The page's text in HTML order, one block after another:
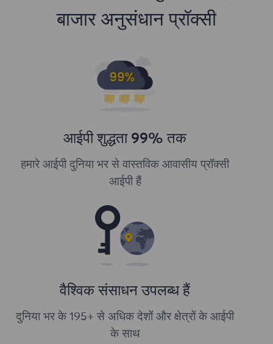
बाजार अनुसंधान प्रॉक्सी
आईपी ​​शुद्धता 99% तक
हमारे आईपी दुनिया भर से वास्तविक आवासीय प्रॉक्सी
आईपी हैं
वैश्विक संसाधन उपलब्ध हैं
दुनिया भर के 195+ से अधिक देशों और क्षेत्रों के आईपी
के साथ